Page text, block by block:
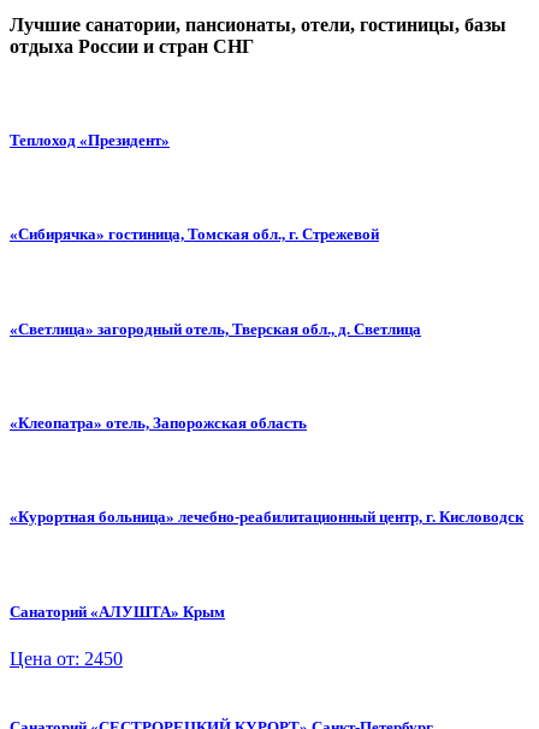
Лучшие санатории, пансионаты, отели, гостиницы, базы
отдыха России и стран СНГ
Теплоход «Президент»
«Сибирячка» гостиница, Томская обл., г. Стрежевой
«Светлица» загородный отель, Тверская обл., д. Светлица
«Клеопатра» отель, Запорожская область
«Курортная больница» лечебно-реабилитационный центр, г. Кисловодск
Санаторий «АЛУШТА» Крым
Цена от: 2450